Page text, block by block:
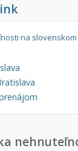
na slovenskom